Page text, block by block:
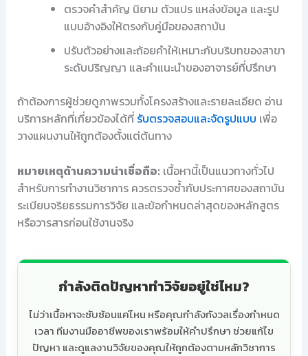
ตรวจคำสำคัญ นิยาม ตัวแปร แหล่งข้อมูล และรูป
แบบอ้างอิงให้ตรงกับคู่มือของสถาบัน
ปรับตัวอย่างและถ้อยคำให้เหมาะกับบริบทของสาขา
ระดับปริญญา และคำแนะนำของอาจารย์ที่ปรึกษา
ถ้าต้องการผู้ช่วยดูภาพรวมทั้งโครงสร้างและรายละเอียด อ่าน
บริการหลักที่เกี่ยวข้องได้ที่ รับตรวจสอบและจัดรูปแบบ เพื่อ
วางแผนงานให้ถูกต้องตั้งแต่ต้นทาง
หมายเหตุด้านความน่าเชื่อถือ: เนื้อหานี้เป็นแนวทางทั่วไป
สำหรับการทำงานวิชาการ ควรตรวจซ้ำกับประกาศของสถาบัน
ระเบียบจริยธรรมการวิจัย และข้อกำหนดล่าสุดของหลักสูตร
หรือวารสารก่อนใช้งานจริง
กำลังติดปัญหาทำวิจัยอยู่ใช่ไหม?
ไม่ว่าเนื้อหาจะซับซ้อนแค่ไหน หรือคุณกำลังกังวลเรื่องกำหนด
เวลา ทีมงานมืออาชีพของเราพร้อมให้คำปรึกษา ช่วยแก้ไข
ปัญหา และดูแลงานวิจัยของคุณให้ถูกต้องตามหลักวิชาการ